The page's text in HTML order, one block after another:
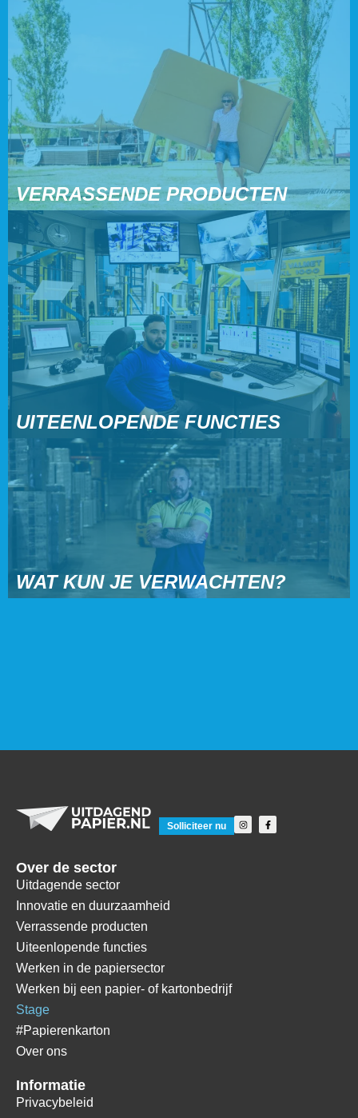
VERRASSENDE PRODUCTEN
UITEENLOPENDE FUNCTIES
WAT KUN JE VERWACHTEN?
Solliciteer nu
Over de sector
Uitdagende sector
Innovatie en duurzaamheid
Verrassende producten
Uiteenlopende functies
Werken in de papiersector
Werken bij een papier- of kartonbedrijf
Stage
#Papierenkarton
Over ons
Informatie
Privacybeleid